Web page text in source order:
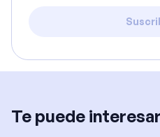
Te puede interesar